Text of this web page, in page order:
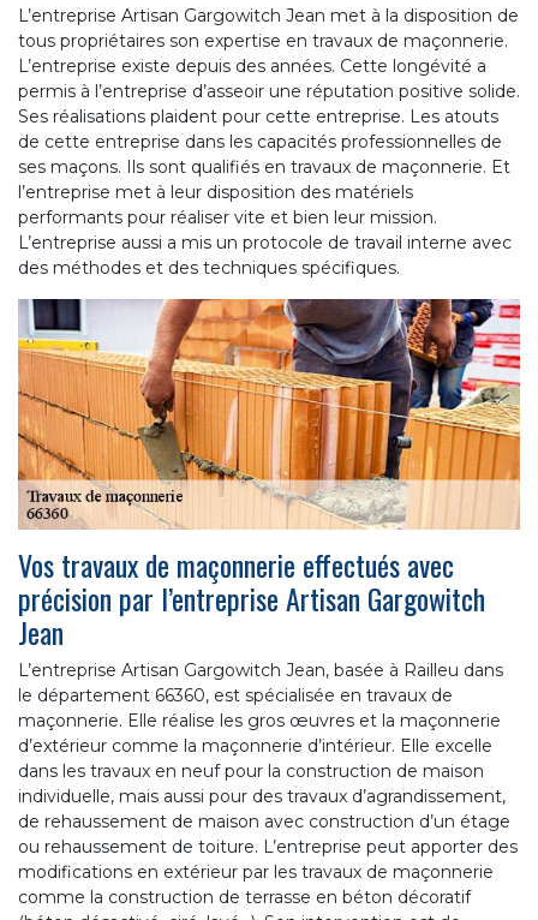
L’entreprise Artisan Gargowitch Jean met à la disposition de
tous propriétaires son expertise en travaux de maçonnerie.
L’entreprise existe depuis des années. Cette longévité a
permis à l’entreprise d’asseoir une réputation positive solide.
Ses réalisations plaident pour cette entreprise. Les atouts
de cette entreprise dans les capacités professionnelles de
ses maçons. Ils sont qualifiés en travaux de maçonnerie. Et
l’entreprise met à leur disposition des matériels
performants pour réaliser vite et bien leur mission.
L’entreprise aussi a mis un protocole de travail interne avec
des méthodes et des techniques spécifiques.
Vos travaux de maçonnerie effectués avec
précision par l’entreprise Artisan Gargowitch
Jean
L’entreprise Artisan Gargowitch Jean, basée à Railleu dans
le département 66360, est spécialisée en travaux de
maçonnerie. Elle réalise les gros œuvres et la maçonnerie
d’extérieur comme la maçonnerie d’intérieur. Elle excelle
dans les travaux en neuf pour la construction de maison
individuelle, mais aussi pour des travaux d’agrandissement,
de rehaussement de maison avec construction d’un étage
ou rehaussement de toiture. L’entreprise peut apporter des
modifications en extérieur par les travaux de maçonnerie
comme la construction de terrasse en béton décoratif